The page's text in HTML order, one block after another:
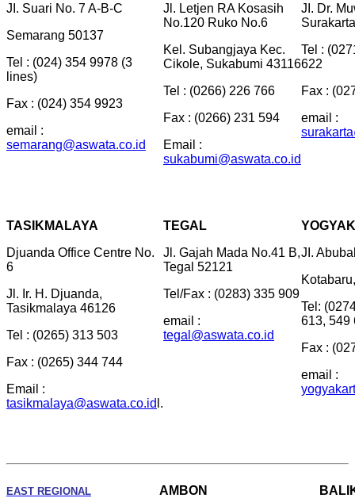
JI. Suari No. 7 A-B-C
Semarang 50137
Tel : (024) 354 9978 (3
lines)
Fax : (024) 354 9923
email :
semarang@aswata.co.id
Jl. Letjen RA Kosasih
No.120 Ruko No.6
Kel. Subangjaya Kec.
Cikole, Sukabumi 43116
Tel : (0266) 226 766
Fax : (0266) 231 594
Email :
sukabumi@aswata.co.id
JI. Dr.
Tel :
622
Fax :
email :
TASIKMALAYA
Djuanda Office Centre No.
6
Jl. Ir. H. Djuanda,
Tasikmalaya 46126
Tel : (0265) 313 503
Fax : (0265) 344 744
Email :
tasikmalaya@aswata.co.id l.
TEGAL
Jl. Gajah Mada No.41 B,
Tegal 52121
Tel/Fax : (0283) 335 909
email :
tegal@aswata.co.id
JI.
Tel:
613, 549
Fax :
email :
EAST REGIONAL
AMBON